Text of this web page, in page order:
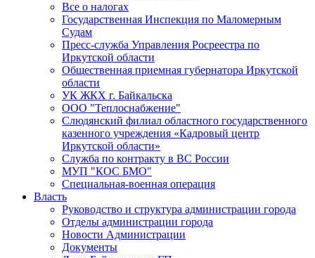
Все о налогах
Государственная Инспекция по Маломерным
Судам
Пресс-служба Управления Росреестра по
Иркутской области
Общественная приемная губернатора Иркутской
области
УК ЖКХ г. Байкальска
ООО "Теплоснабжение"
Слюдянский филиал областного государственного
казенного учреждения «Кадровый центр
Иркутской области»
Служба по контракту в ВС России
МУП "КОС БМО"
Специальная-военная операция
Власть
Руководство и структура администрации города
Отделы администрации города
Новости Администрации
Документы